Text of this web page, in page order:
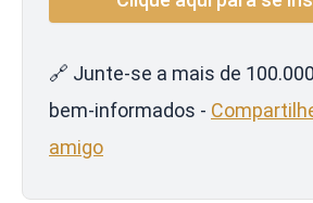
🔗 Junte-se a mais de
bem-informados -
amigo